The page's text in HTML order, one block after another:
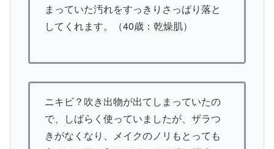
まっていた汚れをすっきりさっぱり落と
してくれます。（40歳：乾燥肌）
ニキビ？吹き出物が出てしまっていたの
で、しばらく使っていましたが、ザラつ
きがなくなり、メイクのノリもとっても